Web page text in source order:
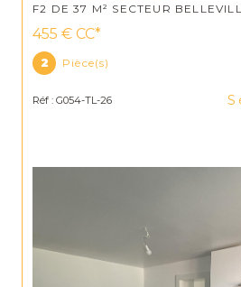
F2 DE 37 M² SECTEUR
455 € CC*
2 Pièce(s)
Réf : G054-TL-26